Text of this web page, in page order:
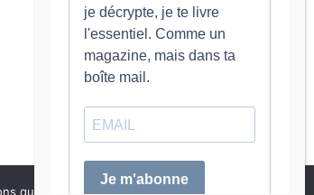
que vous en êtes satisfait. OK